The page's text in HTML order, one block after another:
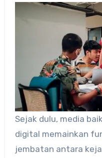
Sejak dulu, media
digital memainkan
jembatan antara